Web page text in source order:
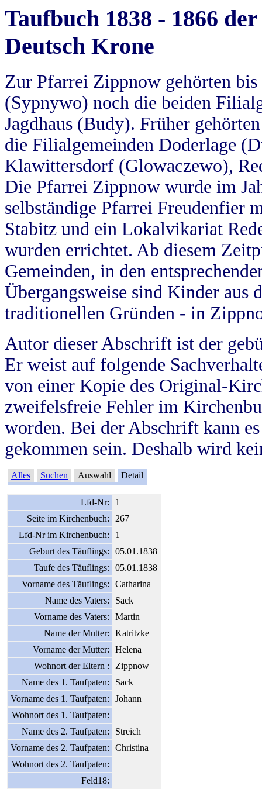
Taufbuch 1838 - 1866
Deutsch Krone
Zur Pfarrei Zippnow gehörten
(Sypnywo) noch die beiden
Jagdhaus (Budy). Früher
die Filialgemeinden Doderlage
Klawittersdorf (Glowaczewo),
Die Pfarrei Zippnow wurde im
selbständige Pfarrei Freudenfier
Stabitz und ein Lokalvikariat
wurden errichtet. Ab diesem
Gemeinden, in den
Übergangsweise sind Kinder aus
traditionellen Gründen - in
Autor dieser Abschrift ist der
Er weist auf folgende
von einer Kopie des Original-
zweifelsfreie Fehler im
worden. Bei der Abschrift kann
gekommen sein. Deshalb wird
Alles Suchen Auswahl Detail
Lfd-Nr:
1
Seite im Kirchenbuch:
267
Lfd-Nr im Kirchenbuch:
1
Geburt des Täuflings:
05.01.1838
Taufe des Täuflings:
05.01.1838
Vorname des Täuflings:
Catharina
Name des Vaters:
Sack
Vorname des Vaters:
Martin
Name der Mutter:
Katritzke
Vorname der Mutter:
Helena
Wohnort der Eltern :
Zippnow
Name des 1. Taufpaten:
Sack
Vorname des 1. Taufpaten:
Johann
Wohnort des 1. Taufpaten:
Name des 2. Taufpaten:
Streich
Vorname des 2. Taufpaten:
Christina
Wohnort des 2. Taufpaten:
Feld18: